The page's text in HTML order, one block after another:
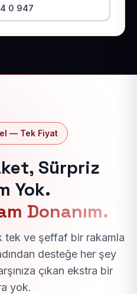
0 947
— Tek Fiyat
Sürpriz
Yok.
Donanım.
tek ve şeffaf bir rakamla
desteğe her şey
çıkan ekstra bir
yok.